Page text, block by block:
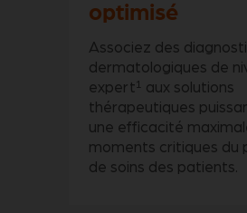
optimisé
Associez des
dermatologiques de
expert1 aux solutions
thérapeutiques
une efficacité
moments critiques du
de soins des patients.